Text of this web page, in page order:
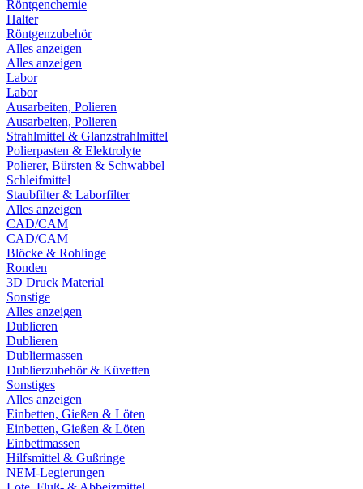
Röntgenchemie
Halter
Röntgenzubehör
Alles anzeigen
Alles anzeigen
Labor
Labor
Ausarbeiten, Polieren
Ausarbeiten, Polieren
Strahlmittel & Glanzstrahlmittel
Polierpasten & Elektrolyte
Polierer, Bürsten & Schwabbel
Schleifmittel
Staubfilter & Laborfilter
Alles anzeigen
CAD/CAM
CAD/CAM
Blöcke & Rohlinge
Ronden
3D Druck Material
Sonstige
Alles anzeigen
Dublieren
Dublieren
Dubliermassen
Dublierzubehör & Küvetten
Sonstiges
Alles anzeigen
Einbetten, Gießen & Löten
Einbetten, Gießen & Löten
Einbettmassen
Hilfsmittel & Gußringe
NEM-Legierungen